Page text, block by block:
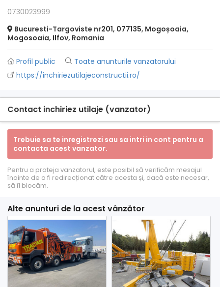
0730023999
Bucuresti-Targoviste nr201, 077135, Mogoșoaia,
Mogosoaia, Ilfov, Romania
Profil public
Toate anunturile vanzatorului
https://inchiriezutilajeconstructii.ro/
Contact inchiriez utilaje (vanzator)
Trebuie sa te inregistrezi sau sa intri in cont pentru a
contacta acest vanzator.
Pentru a proteja vanzatorul, este posibil să verificăm mesajul
înainte de a fi redirecționat către acesta și, dacă este necesar,
să îl blocăm.
Alte anunturi de la acest vânzător